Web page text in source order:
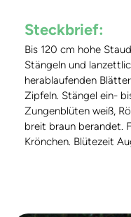
Steckbrief:
Bis 120 cm hohe
Stängeln und
herablaufenden
Zipfeln. Stängel ein-
Zungenblüten weiß,
breit braun berandet.
Krönchen. Blütezeit